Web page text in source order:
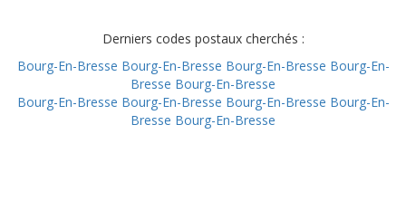
Derniers codes postaux cherchés :
Bourg-En-Bresse Bourg-En-Bresse Bourg-En-Bresse Bourg-En-
Bresse Bourg-En-Bresse
Bourg-En-Bresse Bourg-En-Bresse Bourg-En-Bresse Bourg-En-
Bresse Bourg-En-Bresse